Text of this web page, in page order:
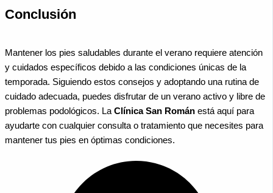
Conclusión
Mantener los pies saludables durante el verano requiere atención
y cuidados específicos debido a las condiciones únicas de la
temporada. Siguiendo estos consejos y adoptando una rutina de
cuidado adecuada, puedes disfrutar de un verano activo y libre de
problemas podológicos. La Clínica San Román está aquí para
ayudarte con cualquier consulta o tratamiento que necesites para
mantener tus pies en óptimas condiciones.